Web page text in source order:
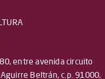
entre avenida circuito
Beltrán, c.p. 91000,